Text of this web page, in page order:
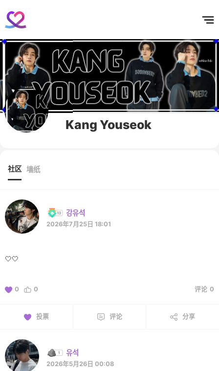
Kang Youseok
社区 墙纸
강유석
2026年7月25日 18:01
🤍🤍
0 0 评论 0
投票 评论 分享
유석
2026年5月26日 00:08